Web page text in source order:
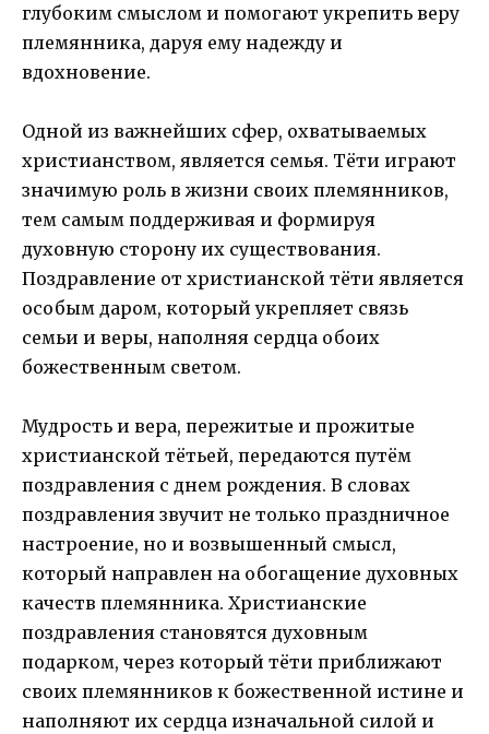
глубоким смыслом и помогают укрепить веру
племянника, даруя ему надежду и
вдохновение.
Одной из важнейших сфер, охватываемых
христианством, является семья. Тёти играют
значимую роль в жизни своих племянников,
тем самым поддерживая и формируя
духовную сторону их существования.
Поздравление от христианской тёти является
особым даром, который укрепляет связь
семьи и веры, наполняя сердца обоих
божественным светом.
Мудрость и вера, пережитые и прожитые
христианской тётьей, передаются путём
поздравления с днем рождения. В словах
поздравления звучит не только праздничное
настроение, но и возвышенный смысл,
который направлен на обогащение духовных
качеств племянника. Христианские
поздравления становятся духовным
подарком, через который тёти приближают
своих племянников к божественной истине и
наполняют их сердца изначальной силой и